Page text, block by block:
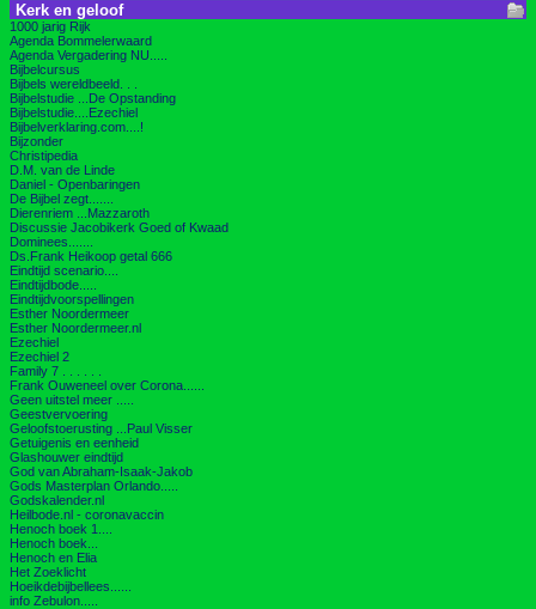
Kerk en geloof
1000 jarig Rijk
Agenda Bommelerwaard
Agenda Vergadering NU.....
Bijbelcursus
Bijbels wereldbeeld. . .
Bijbelstudie ...De Opstanding
Bijbelstudie....Ezechiel
Bijbelverklaring.com....!
Bijzonder
Christipedia
D.M. van de Linde
Daniel - Openbaringen
De Bijbel zegt.......
Dierenriem ...Mazzaroth
Discussie Jacobikerk Goed of Kwaad
Dominees.......
Ds.Frank Heikoop getal 666
Eindtijd scenario....
Eindtijdbode.....
Eindtijdvoorspellingen
Esther Noordermeer
Esther Noordermeer.nl
Ezechiel
Ezechiel 2
Family 7 . . . . . .
Frank Ouweneel over Corona......
Geen uitstel meer .....
Geestvervoering
Geloofstoerusting ...Paul Visser
Getuigenis en eenheid
Glashouwer eindtijd
God van Abraham-Isaak-Jakob
Gods Masterplan Orlando.....
Godskalender.nl
Heilbode.nl - coronavaccin
Henoch boek 1....
Henoch boek...
Henoch en Elia
Het Zoeklicht
Hoeikdebijbellees......
info Zebulon.....